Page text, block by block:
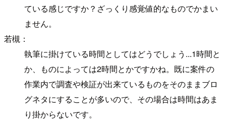
ている感じですか？ざっくり感覚値的なものでかまい
ません。
若槻：
執筆に掛けている時間としてはどうでしょう...1時間と
か、ものによっては2時間とかですかね。既に案件の
作業内で調査や検証が出来ているものをそのままブロ
グネタにすることが多いので、その場合は時間はあま
り掛からないです。